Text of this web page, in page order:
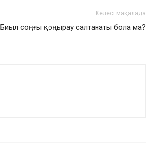
Келесі мақалада
Биыл соңғы қоңырау салтанаты бола ма?